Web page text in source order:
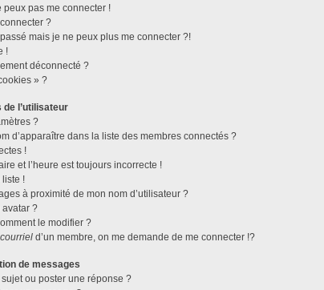
pas me connecter !
?
mais je ne peux plus me connecter ?!
!
déconnecté ?
» ?
l’utilisateur
?
d’apparaître dans la liste des membres connectés ?
!
et l’heure est toujours incorrecte !
liste !
à proximité de mon nom d’utilisateur ?
avatar ?
le modifier ?
courriel d’un membre, on me demande de me connecter !?
de messages
ou poster une réponse ?